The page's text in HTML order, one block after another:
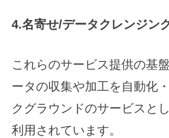
4.名寄せ/データクレンジン
これらのサービス提供の基
ータの収集や加工を自動化
クグラウンドのサービスと
利用されています。